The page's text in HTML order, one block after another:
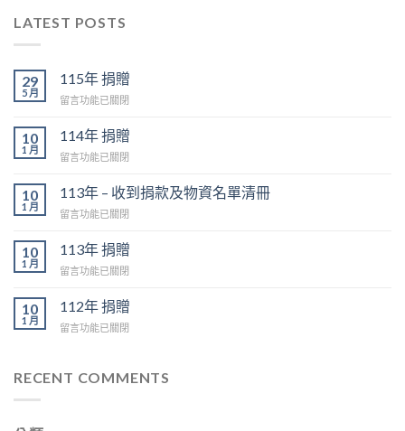
LATEST POSTS
29
5 月
115年 捐贈
在
年
捐
贈〉
留言功能已關閉
10
1 月
114年 捐贈
在
年
捐
贈〉
留言功能已關閉
10
1 月
113年 – 收到捐款及物資名單清冊
在
年
–
收
捐
款
及
名
留言功能已關閉
10
1 月
113年 捐贈
在
年
捐
贈〉
留言功能已關閉
10
1 月
112年 捐贈
在
捐
留言功能已關閉
RECENT COMMENTS